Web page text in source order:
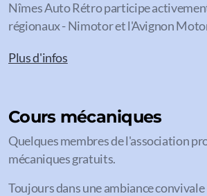
Nîmes Auto Rétro participe
régionaux - Nimotor et l'Avignon
Plus d'infos
Cours mécaniques
Quelques membres de l'association
mécaniques gratuits.
Toujours dans une ambiance convivale